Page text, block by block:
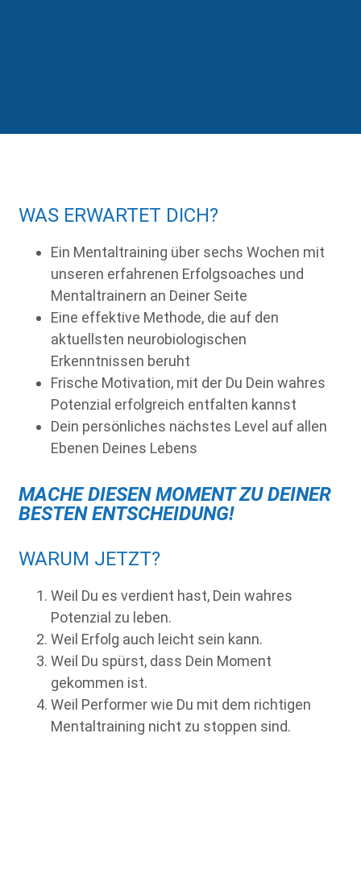
WAS ERWARTET DICH?
Ein Mentaltraining über sechs Wochen mit
unseren erfahrenen Erfolgsoaches und
Mentaltrainern an Deiner Seite
Eine effektive Methode, die auf den
aktuellsten neurobiologischen
Erkenntnissen beruht
Frische Motivation, mit der Du Dein wahres
Potenzial erfolgreich entfalten kannst
Dein persönliches nächstes Level auf allen
Ebenen Deines Lebens
MACHE DIESEN MOMENT ZU DEINER
BESTEN ENTSCHEIDUNG!
WARUM JETZT?
Weil Du es verdient hast, Dein wahres
Potenzial zu leben.
Weil Erfolg auch leicht sein kann.
Weil Du spürst, dass Dein Moment
gekommen ist.
Weil Performer wie Du mit dem richtigen
Mentaltraining nicht zu stoppen sind.